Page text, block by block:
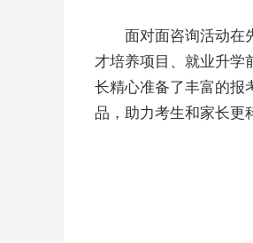
面对面咨询活动在
才培养项目、就业升学
长精心准备了丰富的报
品，助力考生和家长更